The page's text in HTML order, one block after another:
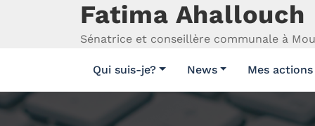
Fatima Ahallouch
Sénatrice et conseillère communale à
Qui suis-je? News Mes actions